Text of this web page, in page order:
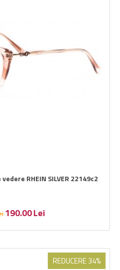
RHEIN SILVER 22149c2
190.00Lei
REDUCERE 34%